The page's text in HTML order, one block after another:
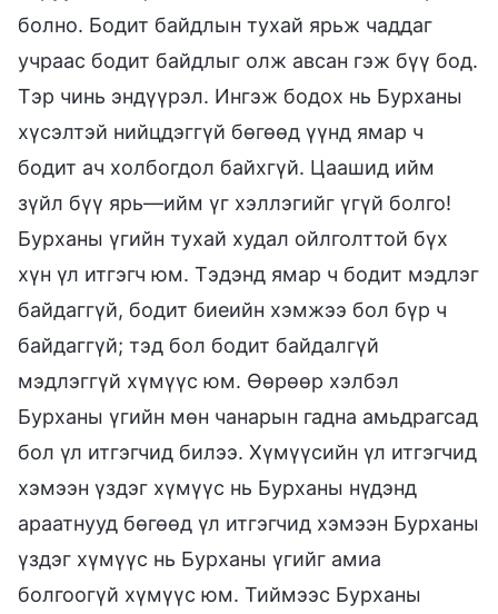
болно. Бодит байдлын тухай ярьж чаддаг
учраас бодит байдлыг олж авсан гэж бүү бод.
Тэр чинь эндүүрэл. Ингэж бодох нь Бурханы
хүсэлтэй нийцдэггүй бөгөөд үүнд ямар ч
бодит ач холбогдол байхгүй. Цаашид ийм
зүйл бүү ярь—ийм үг хэллэгийг үгүй болго!
Бурханы үгийн тухай худал ойлголттой бүх
хүн үл итгэгч юм. Тэдэнд ямар ч бодит мэдлэг
байдаггүй, бодит биеийн хэмжээ бол бүр ч
байдаггүй; тэд бол бодит байдалгүй
мэдлэггүй хүмүүс юм. Өөрөөр хэлбэл
Бурханы үгийн мөн чанарын гадна амьдрагсад
бол үл итгэгчид билээ. Хүмүүсийн үл итгэгчид
хэмээн үздэг хүмүүс нь Бурханы нүдэнд
араатнууд бөгөөд үл итгэгчид хэмээн Бурханы
үздэг хүмүүс нь Бурханы үгийг амиа
болгоогүй хүмүүс юм. Тиймээс Бурханы